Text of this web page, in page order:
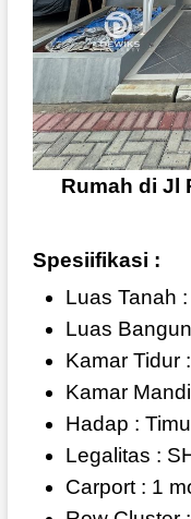
Rumah di Jl
Spesiifikasi :
Luas Tanah
Luas
Kamar Tidur
Kamar
Hadap :
Legalitas :
Carport : 1